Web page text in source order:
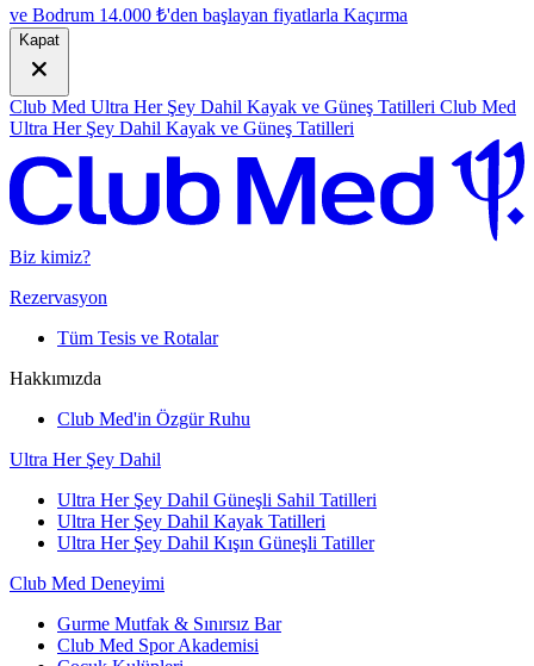
ve Bodrum 14.000 ₺'den başlayan fiyatlarla Kaçırma
Kapat
Club Med Ultra Her Şey Dahil Kayak ve Güneş Tatilleri Club Med
Ultra Her Şey Dahil Kayak ve Güneş Tatilleri
Biz kimiz?
Rezervasyon
Tüm Tesis ve Rotalar
Hakkımızda
Club Med'in Özgür Ruhu
Ultra Her Şey Dahil
Ultra Her Şey Dahil Güneşli Sahil Tatilleri
Ultra Her Şey Dahil Kayak Tatilleri
Ultra Her Şey Dahil Kışın Güneşli Tatiller
Club Med Deneyimi
Gurme Mutfak & Sınırsız Bar
Club Med Spor Akademisi